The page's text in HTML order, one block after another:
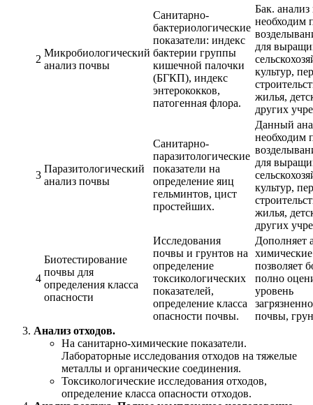
2
Микробиологический
анализ почвы
Cанитарно-
бактериологические
показатели: индекс
бактерии группы
кишечной палочки
(БГКП), индекс
энтерококков,
патогенная флора.
Бак.
необходим
для
культур,
жилья,
других
3
Паразитологический
анализ почвы
Cанитарно-
паразитологические
показатели на
определение яиц
гельминтов, цист
простейших.
Данный
необходим
для
культур,
жилья,
других
4
Биотестирование
почвы для
определения класса
опасности
Исследования
почвы и грунтов на
определение
токсикологических
показателей,
определение класса
опасности почвы.
Дополняет
позволяет
полно
уровень
почвы,
Анализ отходов.
На санитарно-химические показатели.
Лабораторные исследования отходов на тяжелые
металлы и органические соединения.
Токсикологические исследования отходов,
определение класса опасности отходов.